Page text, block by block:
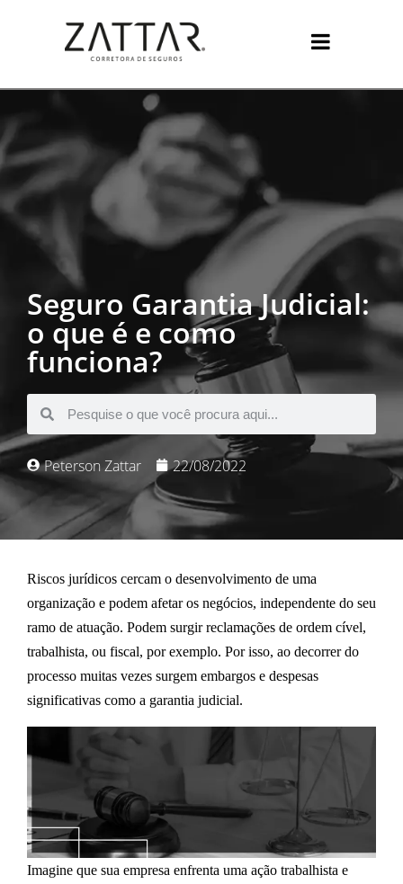
Seguro Garantia Judicial:
o que é e como
funciona?
Peterson Zattar 22/08/2022
Riscos jurídicos cercam o desenvolvimento de uma
organização e podem afetar os negócios, independente do seu
ramo de atuação. Podem surgir reclamações de ordem cível,
trabalhista, ou fiscal, por exemplo. Por isso, ao decorrer do
processo muitas vezes surgem embargos e despesas
significativas como a garantia judicial.
Imagine que sua empresa enfrenta uma ação trabalhista e